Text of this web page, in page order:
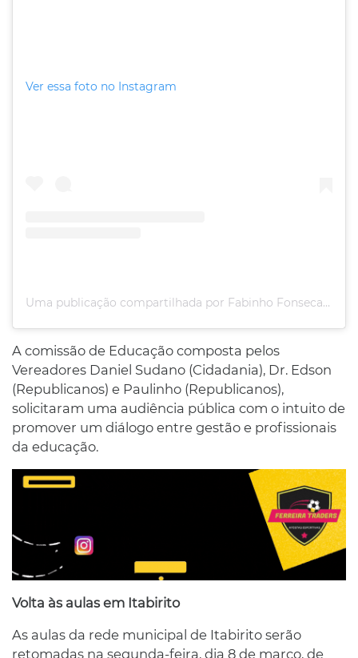
Ver essa foto no Instagram
Uma publicação compartilhada por Fabinho Fonseca (@fabinhofonsecaf)
A comissão de Educação composta pelos
Vereadores Daniel Sudano (Cidadania), Dr. Edson
(Republicanos) e Paulinho (Republicanos),
solicitaram uma audiência pública com o intuito de
promover um diálogo entre gestão e profissionais
da educação.
Volta às aulas em Itabirito
As aulas da rede municipal de Itabirito serão
retomadas na segunda-feira, dia 8 de março, de